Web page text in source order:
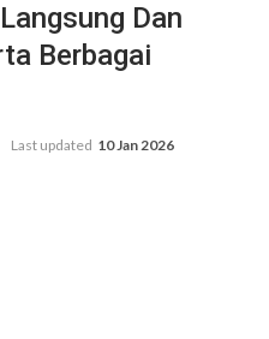
Dan
Berbagai
Last updated 10 Jan 2026